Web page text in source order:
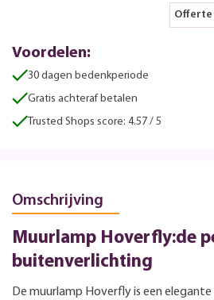
Offerte
Voordelen:
30 dagen bedenkperiode
Gratis achteraf betalen
Trusted Shops score: 4.57 / 5
Omschrijving
Muurlamp Hoverfly:de
buitenverlichting
De muurlamp Hoverfly is een